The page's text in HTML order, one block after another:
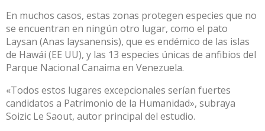
En muchos casos, estas zonas protegen especies que no
se encuentran en ningún otro lugar, como el pato
Laysan (Anas laysanensis), que es endémico de las islas
de Hawái (EE UU), y las 13 especies únicas de anfibios del
Parque Nacional Canaima en Venezuela.
«Todos estos lugares excepcionales serían fuertes
candidatos a Patrimonio de la Humanidad», subraya
Soizic Le Saout, autor principal del estudio.